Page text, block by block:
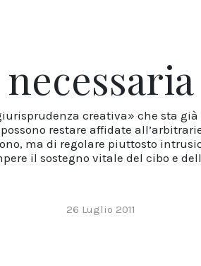
creativa» che sta
restare affidate
ma di regolare piuttosto
il sostegno vitale del cibo e
26 Luglio 2011